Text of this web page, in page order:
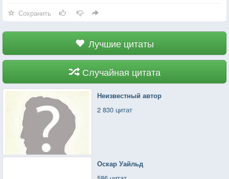
Стою, пою — подсолнух
Я иду, шагаю налегке вдалеке, ввысоке,
По головам кумиров.
Я рисую светлую звезду
На руке, на самой пясти мира.
Эй, трубач ! Труби подъем !
Я нынче командиром.
А споткнусь, беги не трусь,
Ступай по мне, по миру.
Эй, балет! Галоп алле!
Сохранить
Лучшие цитаты
Случайная цитата
Неизвестный автор
2 830 цитат
Оскар Уайльд